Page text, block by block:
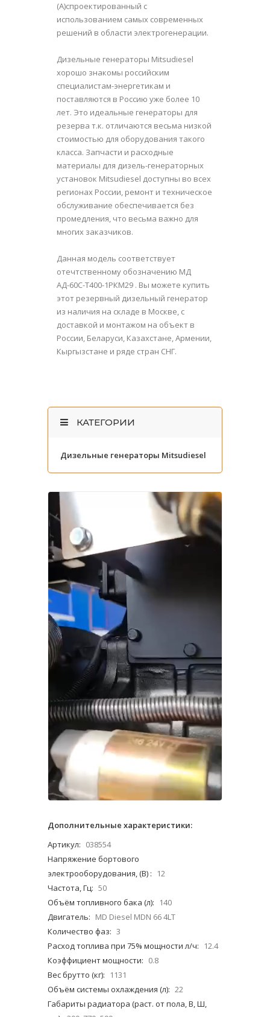
(A)спроектированный с
использованием самых современных
решений в области электрогенерации.
Дизельные генераторы Mitsudiesel
хорошо знакомы российским
специалистам-энергетикам и
поставляются в Россию уже более 10
лет. Это идеальные генераторы для
резерва т.к. отличаются весьма низкой
стоимостью для оборудования такого
класса. Запчасти и расходные
материалы для дизель-генераторных
установок Mitsudiesel доступны во всех
регионах России, ремонт и техническое
обслуживание обеспечивается без
промедления, что весьма важно для
многих заказчиков.
Данная модель соответствует
отечтственному обозначению МД
АД-60С-Т400-1РКМ29 . Вы можете купить
этот резервный дизельный генератор
из наличия на складе в Москве, с
доставкой и монтажом на объект в
России, Беларуси, Казахстане, Армении,
Кыргызстане и ряде стран СНГ.
КАТЕГОРИИ
Дизельные генераторы Mitsudiesel
Дополнительные характеристики:
Артикул: 038554
Напряжение бортового
электрооборудования, (В) :
12
Частота, Гц: 50
Объём топливного бака (л):
140
Двигатель: MD Diesel MDN 66 4LT
Количество фаз: 3
Расход топлива при 75% мощности л/ч:
12.4
Коэффициент мощности: 0.8
Вес брутто (кг):
1131
Объём системы охлаждения (л): 22
Габариты радиатора (раст. от пола, В, Ш,